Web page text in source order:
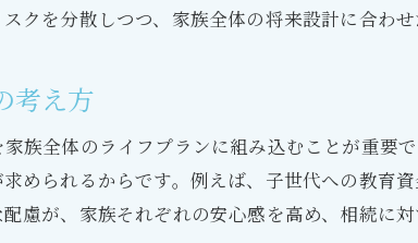
キャンペーン活用でお得な相続定
相続を円滑に進めるコミュニケー
専門家の活用が円滑相続の鍵とな
クを分散しつつ、家族全体の将来設計に合わせ
考え方
族全体のライフプランに組み込むことが重要
められるからです。例えば、子世代への教育
慮が、家族それぞれの安心感を高め、相続に対